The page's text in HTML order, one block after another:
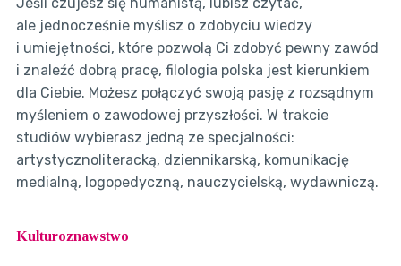
ale jednocześnie myślisz o zdobyciu wiedzy
i umiejętności, które pozwolą Ci zdobyć pewny zawód
i znaleźć dobrą pracę, filologia polska jest kierunkiem
dla Ciebie. Możesz połączyć swoją pasję z rozsądnym
myśleniem o zawodowej przyszłości. W trakcie
studiów wybierasz jedną ze specjalności:
artystycznoliteracką, dziennikarską, komunikację
medialną, logopedyczną, nauczycielską, wydawniczą.
Kulturoznawstwo